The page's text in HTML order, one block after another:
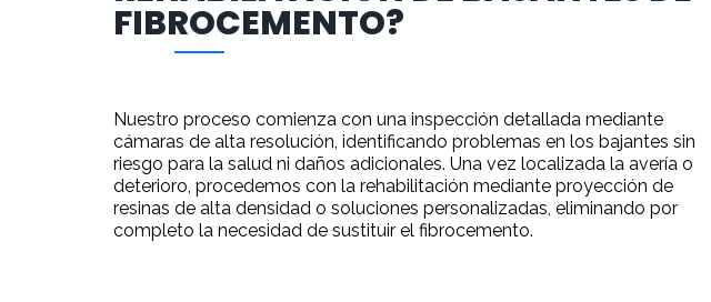
FIBROCEMENTO?
Nuestro proceso comienza con una inspección detallada mediante
cámaras de alta resolución, identificando problemas en los bajantes sin
riesgo para la salud ni daños adicionales. Una vez localizada la avería o
deterioro, procedemos con la rehabilitación mediante proyección de
resinas de alta densidad o soluciones personalizadas, eliminando por
completo la necesidad de sustituir el fibrocemento.